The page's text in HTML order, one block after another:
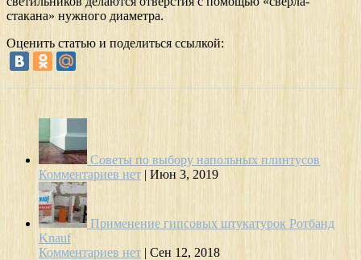
стакана» нужного диаметра.
Оценить статью и поделиться ссылкой:
Советы по выбору напольных плинтусов
Комментариев нет | Июн 3, 2019
Применение гипсовых штукатурок Ротбанд
Knauf
Комментариев нет | Сен 12, 2018